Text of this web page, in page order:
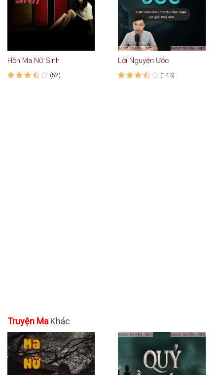
Hồn Ma Nữ Sinh
(52)
Lời Nguyện Ước
(143)
Truyện Ma Khác